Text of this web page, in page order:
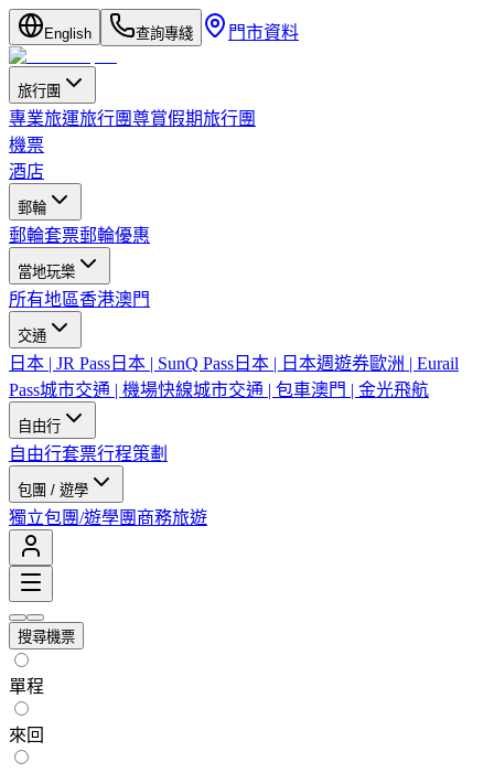
English 查詢專綫 門市資料
旅行團
專業旅運旅行團尊賞假期旅行團
機票
酒店
郵輪
郵輪套票郵輪優惠
當地玩樂
所有地區香港澳門
交通
日本 | JR Pass 日本 | SunQ Pass 日本 | 日本週遊券歐洲 | Eurail
Pass城市交通 | 機場快線城市交通 | 包車澳門 | 金光飛航
自由行
自由行套票行程策劃
包團 / 遊學
獨立包團/遊學團 商務旅遊
搜尋機票
單程
來回